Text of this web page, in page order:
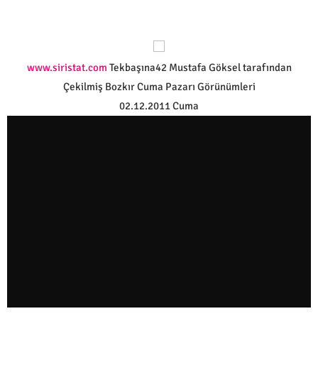
www.siristat.com Tekbaşına42 Mustafa Göksel tarafından
Çekilmiş Bozkır Cuma Pazarı Görünümleri
02.12.2011 Cuma